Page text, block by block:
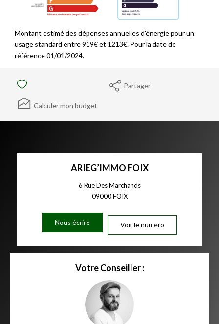
Montant estimé des dépenses annuelles d'énergie pour un
usage standard entre 919€ et 1213€. Pour la date de
référence 01/01/2024.
Partager
Calculer mon budget
ARIEG’IMMO FOIX
6 Rue Des Marchands
09000FOIX
Nous écrire Voir le numéro
Votre Conseiller :